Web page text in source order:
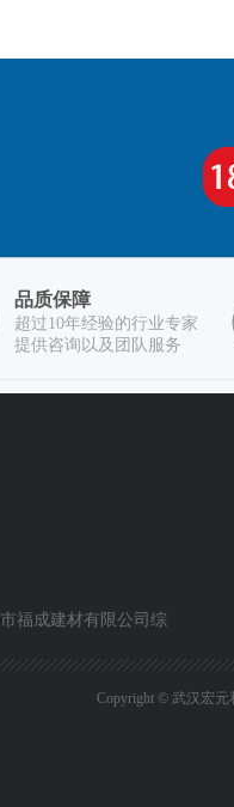
品质保障
超过10年经验的行业专家
提供咨询以及团队服务
福成建材有限公司综
Copyright © 武汉宏